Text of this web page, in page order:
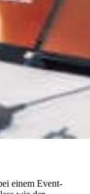
einem Event-